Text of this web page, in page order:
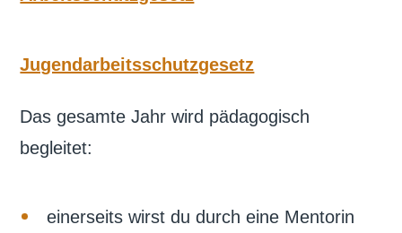
Jugendarbeitsschutzgesetz
Das gesamte Jahr wird pädagogisch
begleitet:
einerseits wirst du durch eine Mentorin